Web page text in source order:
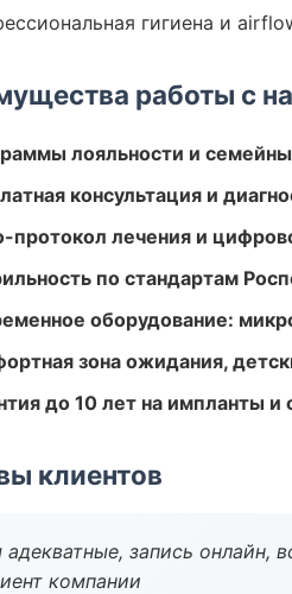
гигиена и
работы с
лояльности и
консультация и
протокол лечения и
по стандартам
оборудование:
зона ожидания,
до 10 лет на импланты
клиентов
запись онлайн,
компании